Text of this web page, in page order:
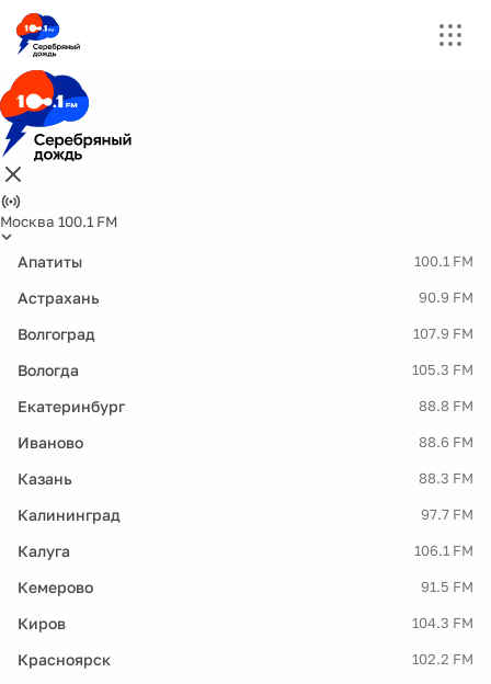
Москва 100.1 FM
Апатиты 100.1 FM
Астрахань 90.9 FM
Волгоград 107.9 FM
Вологда 105.3 FM
Екатеринбург 88.8 FM
Иваново 88.6 FM
Казань 88.3 FM
Калининград 97.7 FM
Калуга 106.1 FM
Кемерово 91.5 FM
Киров 104.3 FM
Красноярск 102.2 FM